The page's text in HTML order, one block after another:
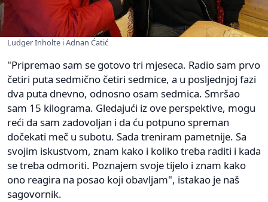
Ludger Inholte i Adnan Ćatić
"Pripremao sam se gotovo tri mjeseca. Radio sam prvo
četiri puta sedmično četiri sedmice, a u posljednjoj fazi
dva puta dnevno, odnosno osam sedmica. Smršao
sam 15 kilograma. Gledajući iz ove perspektive, mogu
reći da sam zadovoljan i da ću potpuno spreman
dočekati meč u subotu. Sada treniram pametnije. Sa
svojim iskustvom, znam kako i koliko treba raditi i kada
se treba odmoriti. Poznajem svoje tijelo i znam kako
ono reagira na posao koji obavljam", istakao je naš
sagovornik.